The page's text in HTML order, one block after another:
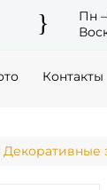
}
Пн
Контакты
Декоративные